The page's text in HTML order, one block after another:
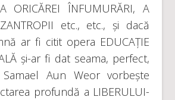
ORICĂREI ÎNFUMURĂRI, A
etc., etc., și dacă
ar fi citit opera EDUCAȚIE
și-ar fi dat seama, perfect,
Aun Weor vorbește
profundă a LIBERULUI-